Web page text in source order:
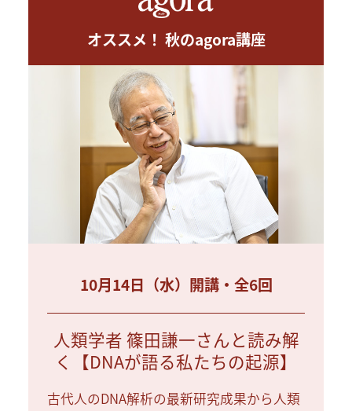
オススメ！ 秋のagora講座
10月14日（水）開講・全6回
人類学者 篠田謙一さんと読み解
く【DNAが語る私たちの起源】
古代人のDNA解析の最新研究成果から人類